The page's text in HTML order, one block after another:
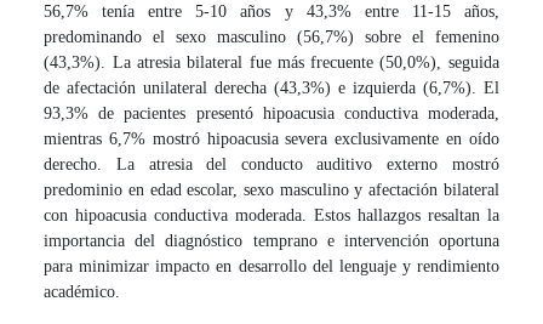
56,7% tenía entre 5-10 años y 43,3% entre 11-15 años,
predominando el sexo masculino (56,7%) sobre el femenino
(43,3%). La atresia bilateral fue más frecuente (50,0%), seguida
de afectación unilateral derecha (43,3%) e izquierda (6,7%). El
93,3% de pacientes presentó hipoacusia conductiva moderada,
mientras 6,7% mostró hipoacusia severa exclusivamente en oído
derecho. La atresia del conducto auditivo externo mostró
predominio en edad escolar, sexo masculino y afectación bilateral
con hipoacusia conductiva moderada. Estos hallazgos resaltan la
importancia del diagnóstico temprano e intervención oportuna
para minimizar impacto en desarrollo del lenguaje y rendimiento
académico.